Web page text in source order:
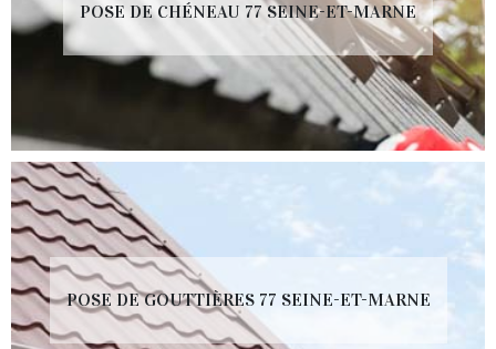
POSE DE CHÉNEAU 77 SEINE-ET-MARNE
POSE DE GOUTTIÈRES 77 SEINE-ET-MARNE